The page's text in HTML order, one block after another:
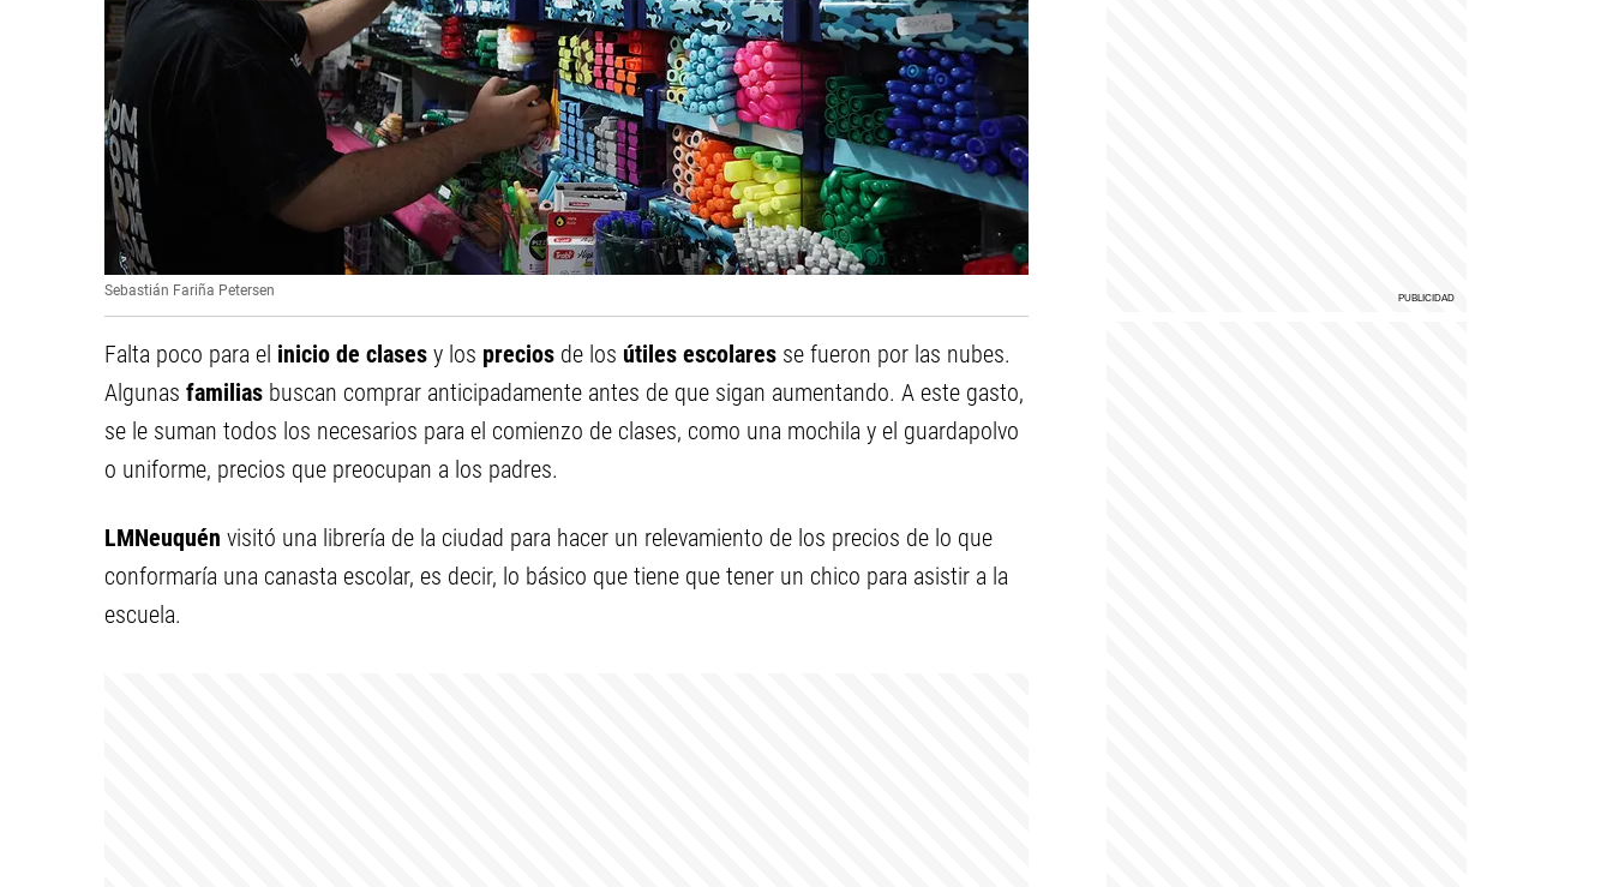
Sebastián Fariña Petersen
Falta poco para el inicio de clases y los precios de los útiles escolares se fueron por las nubes.
Algunas familias buscan comprar anticipadamente antes de que sigan aumentando. A este gasto,
se le suman todos los necesarios para el comienzo de clases, como una mochila y el guardapolvo
o uniforme, precios que preocupan a los padres.
LMNeuquén visitó una librería de la ciudad para hacer un relevamiento de los precios de lo que
conformaría una canasta escolar, es decir, lo básico que tiene que tener un chico para asistir a la
escuela.